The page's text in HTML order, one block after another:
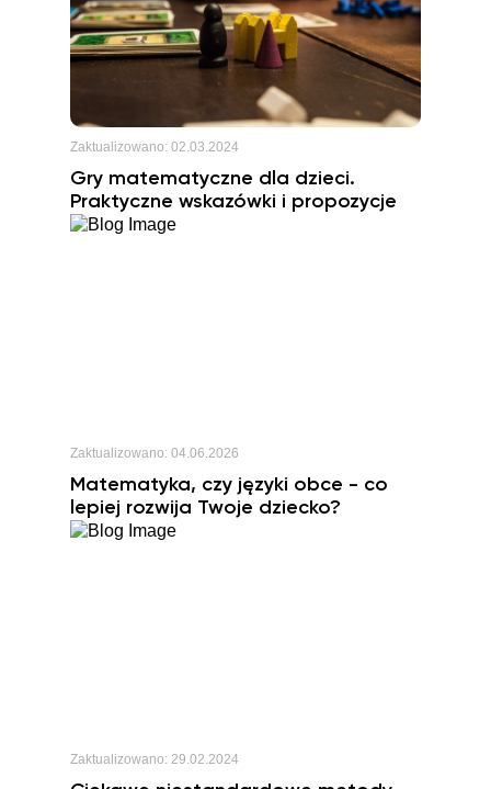
Zaktualizowano: 02.03.2024
Gry matematyczne dla dzieci.
Praktyczne wskazówki i propozycje
Zaktualizowano: 04.06.2026
Matematyka, czy języki obce - co
lepiej rozwija Twoje dziecko?
Zaktualizowano: 29.02.2024